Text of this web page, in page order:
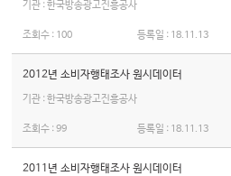
기관 : 한국방송광고진흥공사
조회수 : 100 등록일 : 18.11.13
2012년 소비자행태조사 원시데이터
기관 : 한국방송광고진흥공사
조회수 :99 등록일 : 18.11.13
2011년 소비자행태조사 원시데이터